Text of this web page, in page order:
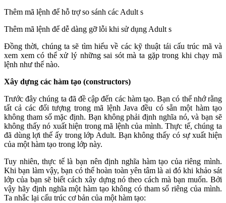
Thêm mã lệnh để hỗ trợ so sánh các Adult s
Thêm mã lệnh để dễ dàng gỡ lỗi khi sử dụng Adult s
Đồng thời, chúng ta sẽ tìm hiểu về các kỹ thuật tái cấu trúc mã và
xem xem có thể xử lý những sai sót mà ta gặp trong khi chạy mã
lệnh như thế nào.
Xây dựng các hàm tạo (constructors)
Trước đây chúng ta đã đề cập đến các hàm tạo. Bạn có thể nhớ rằng
tất cả các đối tượng trong mã lệnh Java đều có sẵn một hàm tạo
không tham số mặc định. Bạn không phải định nghĩa nó, và bạn sẽ
không thấy nó xuất hiện trong mã lệnh của mình. Thực tế, chúng ta
đã dùng lợi thế ấy trong lớp Adult. Bạn không thấy có sự xuất hiện
của một hàm tạo trong lớp này.
Tuy nhiên, thực tế là bạn nên định nghĩa hàm tạo của riêng mình.
Khi bạn làm vậy, bạn có thể hoàn toàn yên tâm là ai đó khi khảo sát
lớp của bạn sẽ biết cách xây dựng nó theo cách mà bạn muốn. Bởi
vậy hãy định nghĩa một hàm tạo không có tham số riêng của mình.
Ta nhắc lại cấu trúc cơ bản của một hàm tạo: